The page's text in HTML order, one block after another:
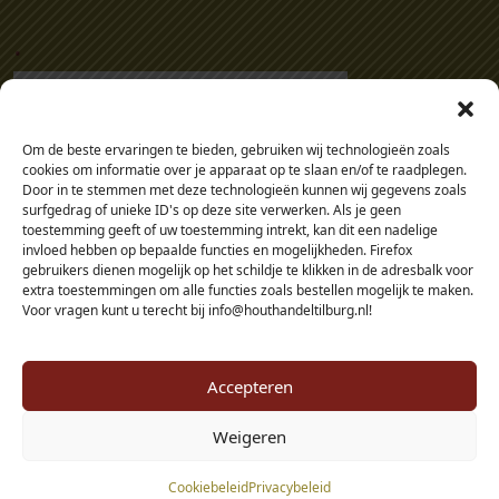
Om de beste ervaringen te bieden, gebruiken wij technologieën zoals
cookies om informatie over je apparaat op te slaan en/of te raadplegen.
Door in te stemmen met deze technologieën kunnen wij gegevens zoals
surfgedrag of unieke ID's op deze site verwerken. Als je geen
toestemming geeft of uw toestemming intrekt, kan dit een nadelige
invloed hebben op bepaalde functies en mogelijkheden. Firefox
gebruikers dienen mogelijk op het schildje te klikken in de adresbalk voor
extra toestemmingen om alle functies zoals bestellen mogelijk te maken.
Voor vragen kunt u terecht bij info@houthandeltilburg.nl!
Accepteren
Weigeren
CookiebeleidPrivacybeleid
.